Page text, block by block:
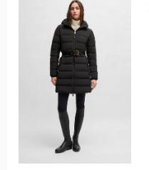
WALDHAUSEN